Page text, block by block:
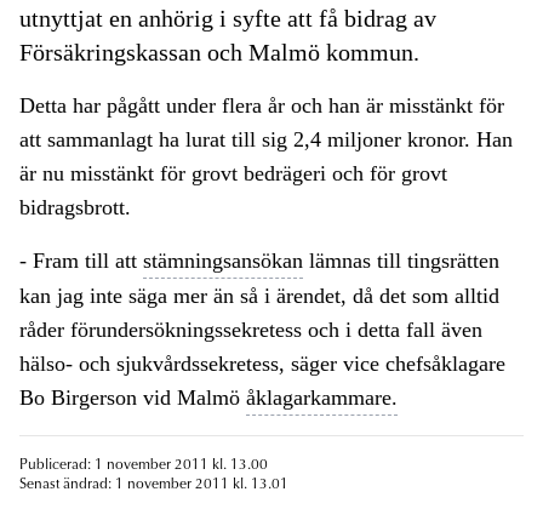
utnyttjat en anhörig i syfte att få bidrag av
Försäkringskassan och Malmö kommun.
Detta har pågått under flera år och han är misstänkt för
att sammanlagt ha lurat till sig 2,4 miljoner kronor. Han
är nu misstänkt för grovt bedrägeri och för grovt
bidragsbrott.
- Fram till att stämningsansökan lämnas till tingsrätten
kan jag inte säga mer än så i ärendet, då det som alltid
råder förundersökningssekretess och i detta fall även
hälso- och sjukvårdssekretess, säger vice chefsåklagare
Bo Birgerson vid Malmö åklagarkammare.
Publicerad: 1 november 2011 kl. 13.00
Senast ändrad: 1 november 2011 kl. 13.01